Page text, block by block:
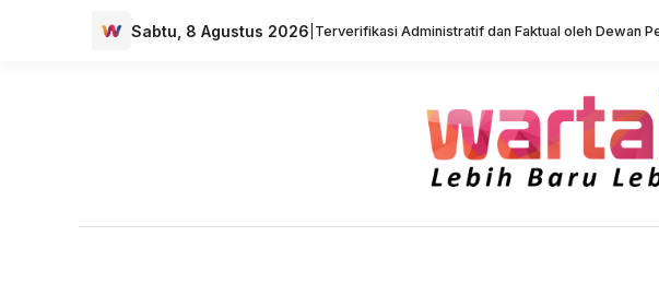
Sabtu, 8 Agustus 2026 Terverifikasi Administratif dan Faktual oleh Dewan